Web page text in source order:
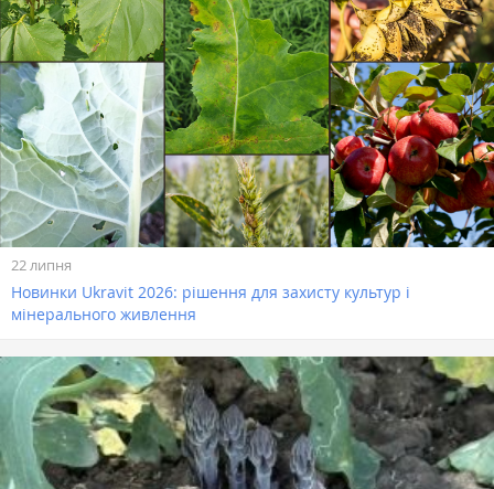
22 липня
Новинки Ukravit 2026: рішення для захисту культур і
мінерального живлення